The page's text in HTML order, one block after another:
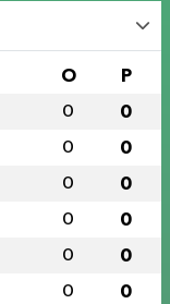
O P
0 0
0 0
0 0
0 0
0 0
0 0